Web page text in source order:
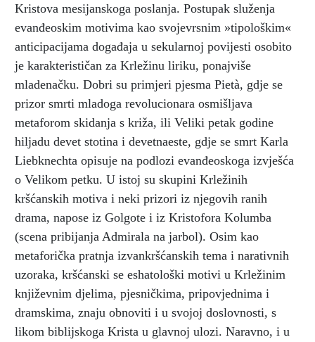
Kristova mesijanskoga poslanja. Postupak služenja
evanđeoskim motivima kao svojevrsnim »tipološkim«
anticipacijama događaja u sekularnoj povijesti osobito
je karakterističan za Krležinu liriku, ponajviše
mladenačku. Dobri su primjeri pjesma Pietà, gdje se
prizor smrti mladoga revolucionara osmišljava
metaforom skidanja s križa, ili Veliki petak godine
hiljadu devet stotina i devetnaeste, gdje se smrt Karla
Liebknechta opisuje na podlozi evanđeoskoga izvješća
o Velikom petku. U istoj su skupini Krležinih
kršćanskih motiva i neki prizori iz njegovih ranih
drama, napose iz Golgote i iz Kristofora Kolumba
(scena pribijanja Admirala na jarbol). Osim kao
metaforička pratnja izvankršćanskih tema i narativnih
uzoraka, kršćanski se eshatološki motivi u Krležinim
književnim djelima, pjesničkima, pripovjednima i
dramskima, znaju obnoviti i u svojoj doslovnosti, s
likom biblijskoga Krista u glavnoj ulozi. Naravno, i u